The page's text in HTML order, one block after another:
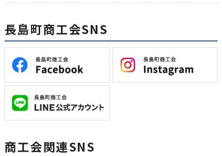
長島町商工会SNS
商工会関連SNS